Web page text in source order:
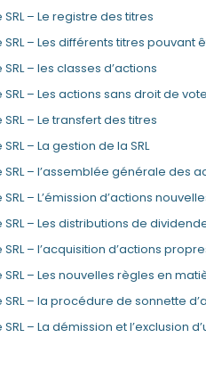
– Le registre des titres
SRL – Les différents titres pouvant
– les classes d’actions
SRL – Les actions sans droit de vote
– Le transfert des titres
– La gestion de la SRL
SRL – l’assemblée générale des
– L’émission d’actions
SRL – Les distributions de
– l’acquisition d’actions
SRL – Les nouvelles règles en
SRL – la procédure de sonnette
SRL – La démission et